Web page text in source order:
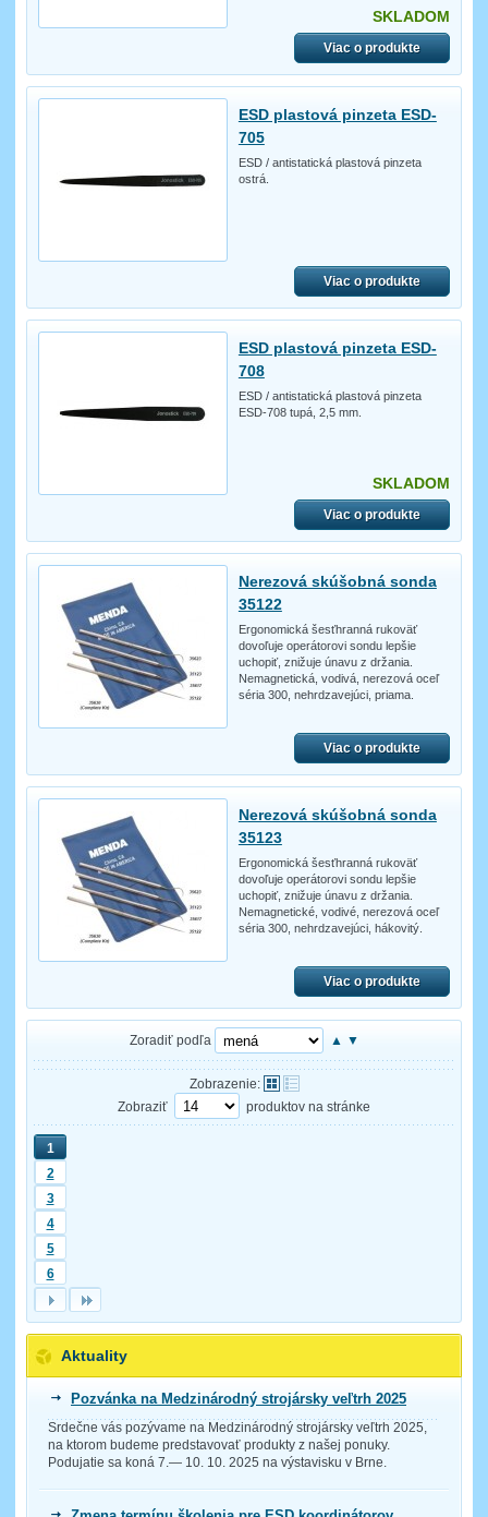
SKLADOM
Viac o produkte
ESD plastová pinzeta ESD-
705
ESD / antistatická plastová pinzeta
ostrá.
Viac o produkte
ESD plastová pinzeta ESD-
708
ESD / antistatická plastová pinzeta
ESD-708 tupá, 2,5 mm.
SKLADOM
Viac o produkte
Nerezová skúšobná sonda
35122
Ergonomická šesťhranná rukoväť
dovoľuje operátorovi sondu lepšie
uchopiť, znižuje únavu z držania.
Nemagnetická, vodivá, nerezová oceľ
séria 300, nehrdzavejúci, priama.
Viac o produkte
Nerezová skúšobná sonda
35123
Ergonomická šesťhranná rukoväť
dovoľuje operátorovi sondu lepšie
uchopiť, znižuje únavu z držania.
Nemagnetické, vodivé, nerezová oceľ
séria 300, nehrdzavejúci, hákovitý.
Viac o produkte
Zoradiť podľa ▲ ▼
Zobrazenie:
Zobraziť
produktov na stránke
1
2
3
4
5
6
Aktuality
Pozvánka na Medzinárodný strojársky veľtrh 2025
Srdečne vás pozývame na Medzinárodný strojársky veľtrh 2025,
na ktorom budeme predstavovať produkty z našej ponuky.
Podujatie sa koná 7.— 10. 10. 2025 na výstavisku v Brne.